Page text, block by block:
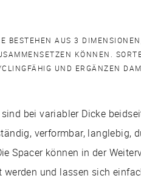
BESTEHEN AUS 3
KÖNNEN.
UND ERGÄNZEN
bei variabler Dicke
verformbar, langlebig,
Spacer können in der
und lassen sich